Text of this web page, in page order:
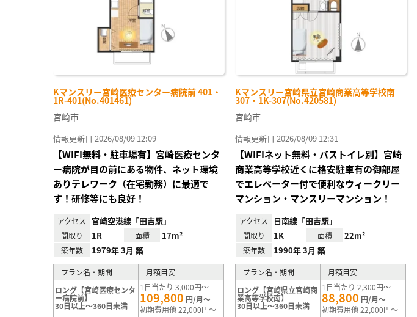
Kマンスリー宮崎医療センター病院前 401・
1R-401(No.401461)
宮崎市
情報更新日 2026/08/09 12:09
【WIFI無料・駐車場有】宮崎医療センタ
ー病院が目の前にある物件、ネット環境
ありテレワーク（在宅勤務）に最適で
す！研修等にも良好！
アクセス 宮崎空港線「田吉駅」
間取り 1R 面積 17m²
築年数 1979年 3月 築
プラン名・期間
月額目安
ロング【宮崎医療センタ
ー病院前】
30日以上～360日未満
1日当たり 3,000円～
109,800 円/月～
初期費用他 22,000円～
Kマンスリー宮崎県立宮崎商業高等学校南
307・1K-307(No.420581)
宮崎市
情報更新日 2026/08/09 12:31
【WIFIネット無料・バストイレ別】宮崎
商業高等学校近くに格安駐車有の御部屋
でエレベーター付で便利なウィークリー
マンション・マンスリーマンション！
アクセス 日南線「田吉駅」
間取り 1K 面積 22m²
築年数 1990年 3月 築
プラン名・期間
月額目安
ロング【宮崎県立宮崎商
業高等学校南】
30日以上～360日未満
1日当たり 2,300円～
88,800 円/月～
初期費用他 22,000円～